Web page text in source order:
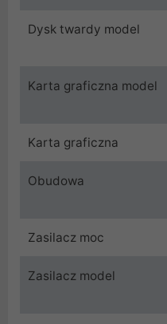
Dysk twardy model
Karta graficzna model
Karta graficzna
Obudowa
Zasilacz moc
Zasilacz model